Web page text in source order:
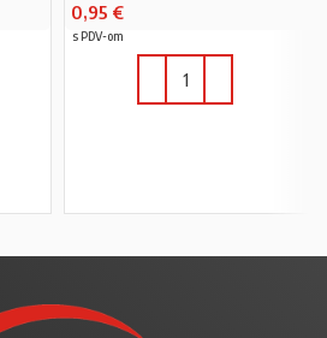
0,95 €
s PDV-om